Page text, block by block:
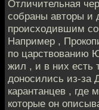
Отличительная
собраны авторы и
происходившим
Например ,
по царствованию
жил , и в них есть
доносились из-за
карантанцев , где
которые он